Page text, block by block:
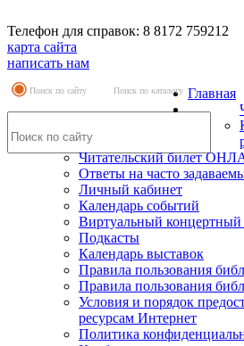
Телефон для справок: 8 8172 759212
карта сайта
написать нам
Поиск по сайту Поиск по каталогу Главная
Читательский билет
Ответы на часто
Личный кабинет
Календарь событий
Виртуальный концертный
Подкасты
Календарь выставок
Правила пользования
Правила пользования
Условия и порядок
ресурсам Интернет
Политика